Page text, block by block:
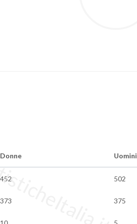
Donne Uomini
452 502
373 375